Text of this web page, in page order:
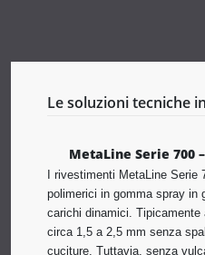
Le soluzioni tecniche
MetaLine Serie 700 –
I rivestimenti MetaLine Serie
polimerici in gomma spray in
carichi dinamici.
circa 1,5 a 2,5 mm senza
cuciture. Tuttavia, senza